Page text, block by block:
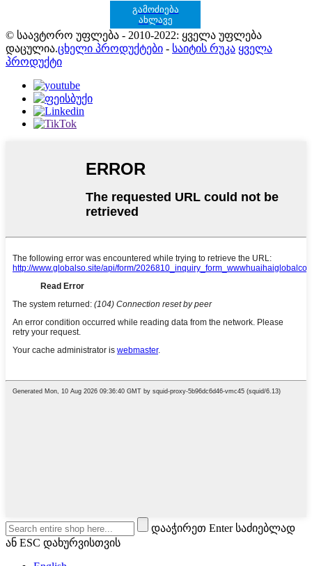
გამოძიება
ახლავე
© საავტორო უფლება - 2010-2022: ყველა უფლება
დაცულია.ცხელი პროდუქტები - საიტის რუკა ყველა
პროდუქტი
დააჭირეთ Enter საძიებლად
ან ESC დახურვისთვის